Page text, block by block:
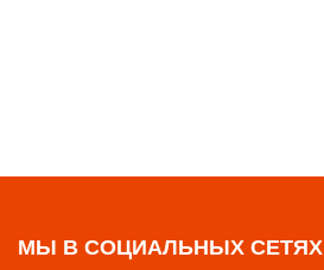
МЫ В СОЦИАЛЬНЫХ СЕТЯХ